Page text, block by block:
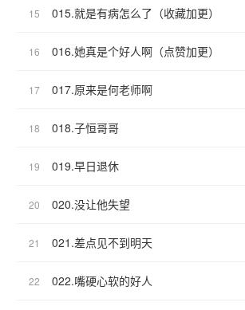
15 015.就是有病怎么了（收藏加更）
16 016.她真是个好人啊（点赞加更）
17 017.原来是何老师啊
18 018.子恒哥哥
19 019.早日退休
20 020.没让他失望
21 021.差点见不到明天
22 022.嘴硬心软的好人